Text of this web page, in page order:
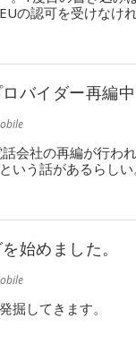
の認可を受けなけ
バイダー再編中
会社の再編が行わ
いう話があるらし
始めました。
掘してきます。